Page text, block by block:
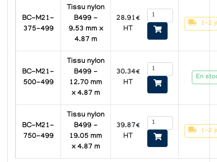
BC-M21-
375-499
Tissu nylon
B499 -
9.53 mm x
4.87 m
28.91€
HT
1-2
BC-M21-
500-499
Tissu nylon
B499 -
12.70 mm
x 4.87 m
30.34€
HT
En
BC-M21-
750-499
Tissu nylon
B499 -
19.05 mm
x 4.87 m
39.87€
HT
1-2